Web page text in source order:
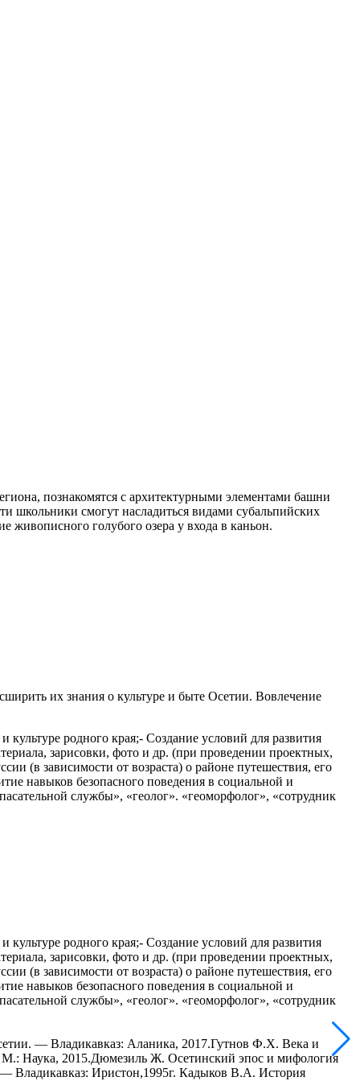
познакомятся с архитектурными элементами башни
школьники смогут насладиться видами субальпийских
голубого озера у входа в каньон.
их знания о культуре и быте Осетии. Вовлечение
родного края;- Создание условий для развития
зарисовки, фото и др. (при проведении проектных,
(в зависимости от возраста) о районе путешествия, его
навыков безопасного поведения в социальной и
службы», «геолог». «геоморфолог», «сотрудник
родного края;- Создание условий для развития
зарисовки, фото и др. (при проведении проектных,
(в зависимости от возраста) о районе путешествия, его
навыков безопасного поведения в социальной и
службы», «геолог». «геоморфолог», «сотрудник
— Владикавказ: Аланика, 2017.Гутнов Ф.Х. Века и
Наука, 2015.Дюмезиль Ж. Осетинский эпос и мифология
Владикавказ: Иристон,1995г. Кадыков В.А. История